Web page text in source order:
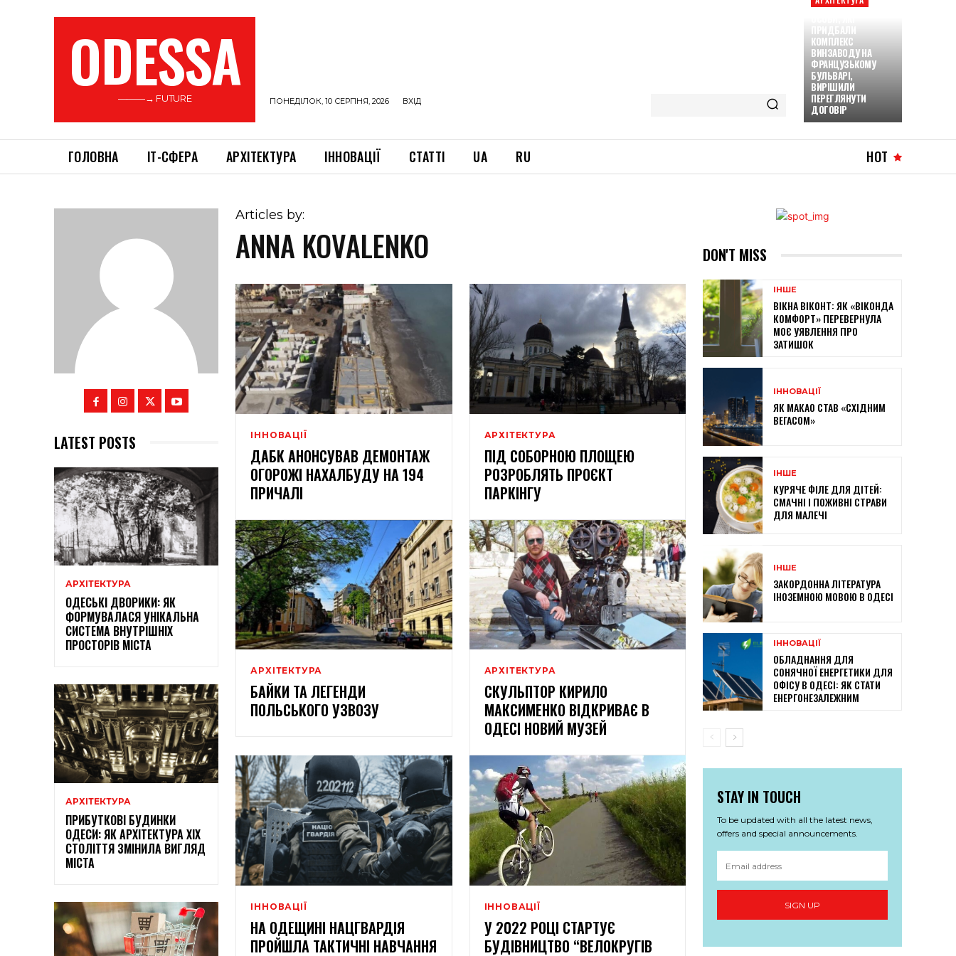
ODESSA
———→ FUTURE ПОНЕДІЛОК, 10 СЕРПНЯ, 2026 ВХІД
ПРИДБАЛИ
КОМПЛЕКС
ВИНЗАВОДУ НА
ФРАНЦУЗЬКОМУ
БУЛЬВАРІ,
ВИРІШИЛИ
ПЕРЕГЛЯНУТИ
ДОГОВІР
ГОЛОВНА ІТ-СФЕРА АРХІТЕКТУРА ІННОВАЦІЇ СТАТТІ UA RU HOT
LATEST POSTS
АРХІТЕКТУРА
ОДЕСЬКІ ДВОРИКИ: ЯК
ФОРМУВАЛАСЯ УНІКАЛЬНА
СИСТЕМА ВНУТРІШНІХ
ПРОСТОРІВ МІСТА
АРХІТЕКТУРА
ПРИБУТКОВІ БУДИНКИ
ОДЕСИ: ЯК АРХІТЕКТУРА XIX
СТОЛІТТЯ ЗМІНИЛА ВИГЛЯД
МІСТА
Articles by:
ANNA KOVALENKO
ІННОВАЦІЇ
ДАБК АНОНСУВАВ ДЕМОНТАЖ
ОГОРОЖІ НАХАЛБУДУ НА 194
ПРИЧАЛІ
АРХІТЕКТУРА
ПІД СОБОРНОЮ ПЛОЩЕЮ
РОЗРОБЛЯТЬ ПРОЄКТ
ПАРКІНГУ
АРХІТЕКТУРА
БАЙКИ ТА ЛЕГЕНДИ
ПОЛЬСЬКОГО УЗВОЗУ
АРХІТЕКТУРА
СКУЛЬПТОР КИРИЛО
МАКСИМЕНКО ВІДКРИВАЄ В
ОДЕСІ НОВИЙ МУЗЕЙ
ІННОВАЦІЇ
НА ОДЕЩИНІ НАЦГВАРДІЯ
ПРОЙШЛА ТАКТИЧНІ НАВЧАННЯ
ІННОВАЦІЇ
У 2022 РОЦІ СТАРТУЄ
БУДІВНИЦТВО “ВЕЛОКРУГІВ
DON'T MISS
ІНШЕ
ВІКНА ВІКОНТ: ЯК «ВІКОНДА
КОМФОРТ» ПЕРЕВЕРНУЛА
МОЄ УЯВЛЕННЯ ПРО
ЗАТИШОК
ІННОВАЦІЇ
ЯК МАКАО СТАВ «СХІДНИМ
ВЕГАСОМ»
ІНШЕ
КУРЯЧЕ ФІЛЕ ДЛЯ ДІТЕЙ:
СМАЧНІ І ПОЖИВНІ СТРАВИ
ДЛЯ МАЛЕЧІ
ІНШЕ
ЗАКОРДОННА ЛІТЕРАТУРА
ІНОЗЕМНОЮ МОВОЮ В ОДЕСІ
ІННОВАЦІЇ
ОБЛАДНАННЯ ДЛЯ
СОНЯЧНОЇ ЕНЕРГЕТИКИ ДЛЯ
ОФІСУ В ОДЕСІ: ЯК СТАТИ
ЕНЕРГОНЕЗАЛЕЖНИМ
STAY IN TOUCH
To be updated with all the latest news,
offers and special announcements.
SIGN UP